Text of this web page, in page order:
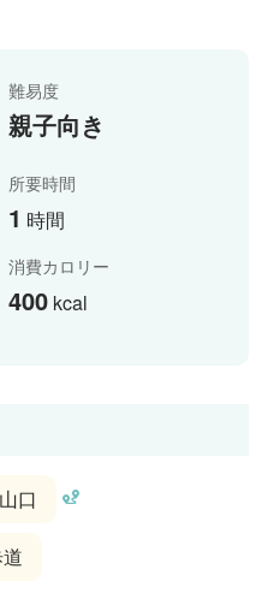
難易度
親子向き
所要時間
1 時間
消費カロリー
400 kcal
口